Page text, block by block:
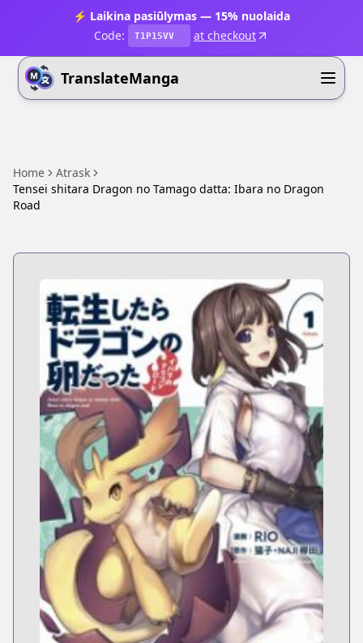
⚡ Laikina pasiūlymas — 15% nuolaida
Code:
T1P15VV at checkout
TranslateManga
Home
Atrask
Tensei shitara Dragon no Tamago datta: Ibara no Dragon
Road